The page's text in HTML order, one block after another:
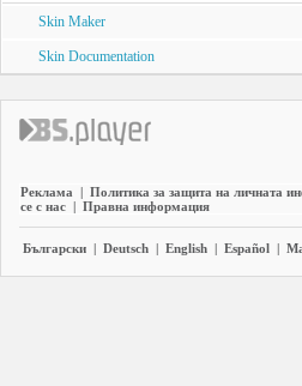
Skin Maker
Skin Documentation
Реклама | Политика за защита на личната
се с нас | Правна информация
Български | Deutsch | English | Español |